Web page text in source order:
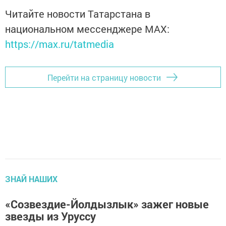
Читайте новости Татарстана в
национальном мессенджере MАХ:
https://max.ru/tatmedia
Перейти на страницу новости
ЗНАЙ НАШИХ
«Созвездие-Йолдызлык» зажег новые
звезды из Уруссу